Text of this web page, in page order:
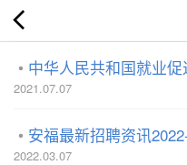
中华人民共和国就业促
2021.07.07
安福最新招聘资讯
2022.03.07